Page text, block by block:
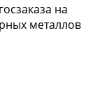
на
металлов